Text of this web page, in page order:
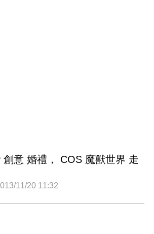
意 婚禮， COS 魔獸世界 走
11/20 11:32